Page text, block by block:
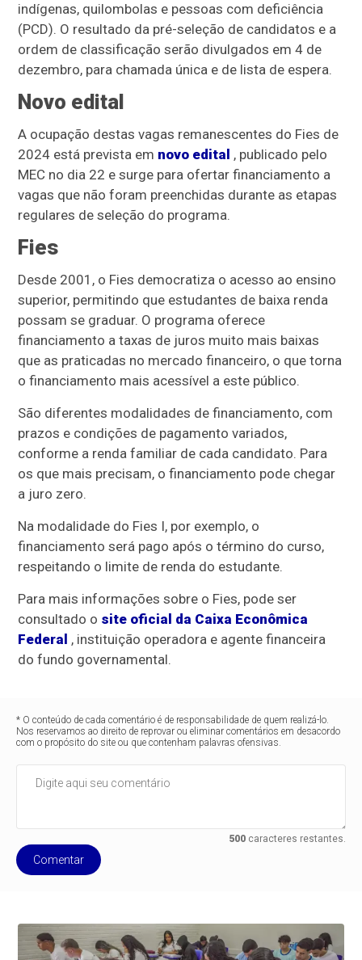
indígenas, quilombolas e pessoas com deficiência
(PCD). O resultado da pré-seleção de candidatos e a
ordem de classificação serão divulgados em 4 de
dezembro, para chamada única e de lista de espera.
Novo edital
A ocupação destas vagas remanescentes do Fies de
2024 está prevista em novo edital , publicado pelo
MEC no dia 22 e surge para ofertar financiamento a
vagas que não foram preenchidas durante as etapas
regulares de seleção do programa.
Fies
Desde 2001, o Fies democratiza o acesso ao ensino
superior, permitindo que estudantes de baixa renda
possam se graduar. O programa oferece
financiamento a taxas de juros muito mais baixas
que as praticadas no mercado financeiro, o que torna
o financiamento mais acessível a este público.
São diferentes modalidades de financiamento, com
prazos e condições de pagamento variados,
conforme a renda familiar de cada candidato. Para
os que mais precisam, o financiamento pode chegar
a juro zero.
Na modalidade do Fies I, por exemplo, o
financiamento será pago após o término do curso,
respeitando o limite de renda do estudante.
Para mais informações sobre o Fies, pode ser
consultado o site oficial da Caixa Econômica
Federal , instituição operadora e agente financeira
do fundo governamental.
* O conteúdo de cada comentário é de responsabilidade de quem realizá-lo.
Nos reservamos ao direito de reprovar ou eliminar comentários em desacordo
com o propósito do site ou que contenham palavras ofensivas.
500caracteres restantes.
Comentar